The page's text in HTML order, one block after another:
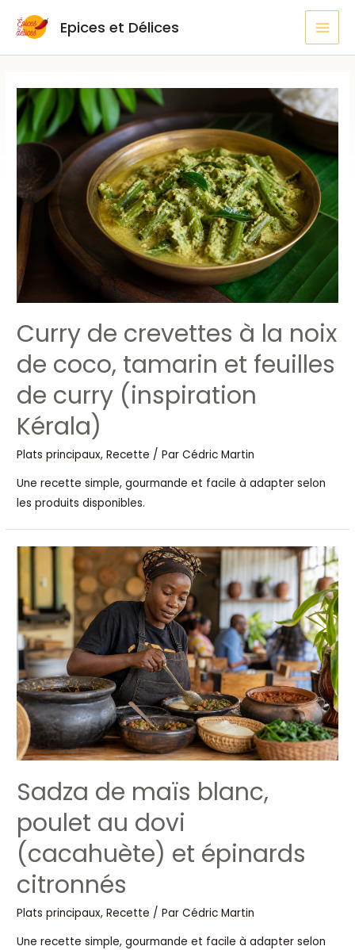
Epices et Délices
Curry de crevettes à la noix
de coco, tamarin et feuilles
de curry (inspiration
Kérala)
Plats principaux,Recette / ParCédric Martin
Une recette simple, gourmande et facile à adapter selon
les produits disponibles.
Sadza de maïs blanc,
poulet au dovi
(cacahuète) et épinards
citronnés
Plats principaux,Recette / ParCédric Martin
Une recette simple, gourmande et facile à adapter selon
des
publications